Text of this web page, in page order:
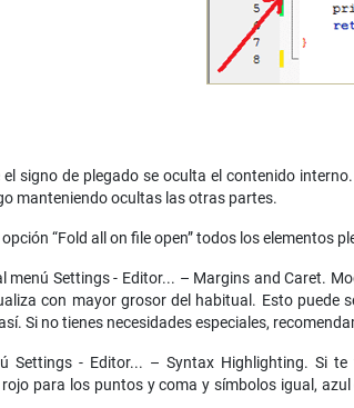
signo de plegado se oculta el contenido
manteniendo ocultas las otras partes.
“Fold all on file open” todos los elementos
menú Settings - Editor... – Margins and Caret.
con mayor grosor del habitual. Esto puede
Si no tienes necesidades especiales,
Settings - Editor... – Syntax Highlighting. Si
rojo para los puntos y coma y símbolos igual,